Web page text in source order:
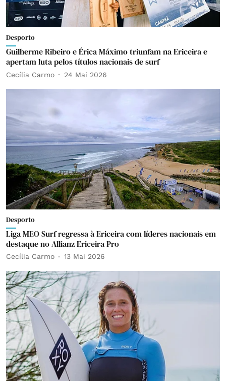
Desporto
Guilherme Ribeiro e Érica Máximo triunfam na Ericeira e
apertam luta pelos títulos nacionais de surf
Cecília Carmo 24 Mai 2026
Desporto
Liga MEO Surf regressa à Ericeira com líderes nacionais em
destaque no Allianz Ericeira Pro
Cecília Carmo 13 Mai 2026